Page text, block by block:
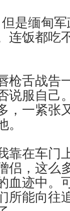
是缅甸
连饭都吃
枪舌战告
说服自己
，一紧张
靠在车门
侣，这么
血迹中。
所能向往